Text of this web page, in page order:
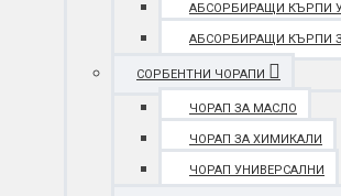
АБСОРБИРАЩИ КЪРПИ
АБСОРБИРАЩИ КЪРПИ
СОРБЕНТНИ ЧОРАПИ
ЧОРАП ЗА МАСЛО
ЧОРАП ЗА ХИМИКАЛИ
ЧОРАП УНИВЕРСАЛНИ